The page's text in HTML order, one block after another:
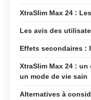
XtraSlim Max 24 :
Les avis des
Effets secondaires :
XtraSlim Max 24 :
un mode de vie sain
Alternatives à